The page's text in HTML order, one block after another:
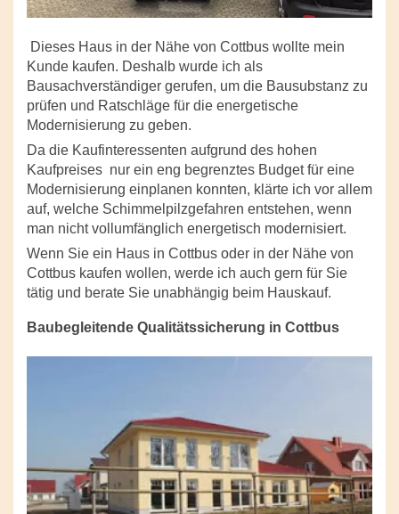
Dieses Haus in der Nähe von Cottbus wollte mein
Kunde kaufen. Deshalb wurde ich als
Bausachverständiger gerufen, um die Bausubstanz zu
prüfen und Ratschläge für die energetische
Modernisierung zu geben.
Da die Kaufinteressenten aufgrund des hohen
Kaufpreises nur ein eng begrenztes Budget für eine
Modernisierung einplanen konnten, klärte ich vor allem
auf, welche Schimmelpilzgefahren entstehen, wenn
man nicht vollumfänglich energetisch modernisiert.
Wenn Sie ein Haus in Cottbus oder in der Nähe von
Cottbus kaufen wollen, werde ich auch gern für Sie
tätig und berate Sie unabhängig beim Hauskauf.
Baubegleitende Qualitätssicherung in Cottbus